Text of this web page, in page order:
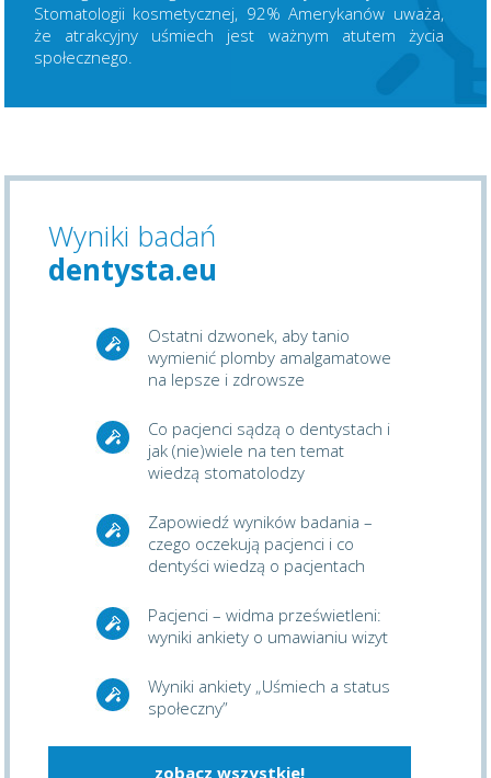
Stomatologii kosmetycznej, 92% Amerykanów uważa,
że atrakcyjny uśmiech jest ważnym atutem życia
społecznego.
Wyniki badań
dentysta.eu
Ostatni dzwonek, aby tanio
wymienić plomby amalgamatowe
na lepsze i zdrowsze
Co pacjenci sądzą o dentystach i
jak (nie)wiele na ten temat
wiedzą stomatolodzy
Zapowiedź wyników badania –
czego oczekują pacjenci i co
dentyści wiedzą o pacjentach
Pacjenci – widma prześwietleni:
wyniki ankiety o umawianiu wizyt
Wyniki ankiety „Uśmiech a status
społeczny”
zobacz wszystkie!